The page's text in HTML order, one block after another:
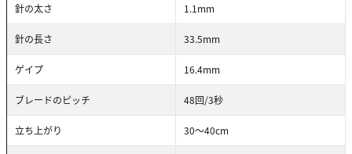
針の太さ 1.1mm
針の長さ 33.5mm
ゲイプ 16.4mm
ブレードのピッチ 48回/3秒
立ち上がり 30～40cm